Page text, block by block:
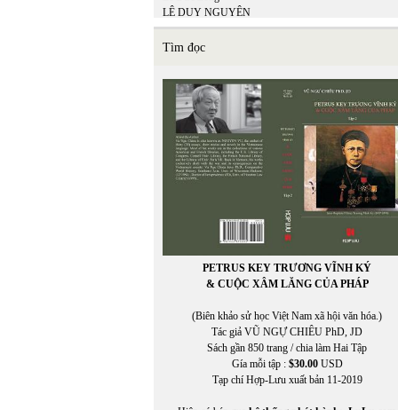
LÊ DUY NGUYÊN
LÊ GIANG TRẦN
lê hữu
Lê Minh Hiền
LÊ MINH HIỂN
LÊ MINH NHỰT
LÊ MINH PHONG
Lê Ngân Hằng
Lê Nguyệt Minh
Lê Nho Quế Sơn
Lê Phong Quan
Lê Thị Dương
LÊ THỊ HUỆ
Lê Thị Thanh Thảo
Lê Thị Thanh Thảo chuyển ngữ
LÊ THỜI TÂN
LÊ VĂN HIẾU
Tìm đọc
PETRUS KEY TRƯƠNG VĨNH KÝ
& CUỘC XÂM LĂNG CỦA PHÁP
(Biên khảo sử học Việt Nam xã hội văn hóa.)
Tác giả VŨ NGỰ CHIÊU PhD, JD
Sách gần 850 trang / chia làm Hai Tập
Gía mỗi tập : $30.00USD
Tạp chí Hợp-Lưu xuất bản 11-2019